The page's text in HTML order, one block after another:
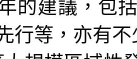
的建議，包
行等，亦有